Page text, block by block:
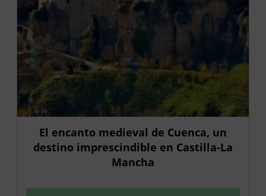
El encanto medieval de Cuenca, un
destino imprescindible en Castilla-La
Mancha